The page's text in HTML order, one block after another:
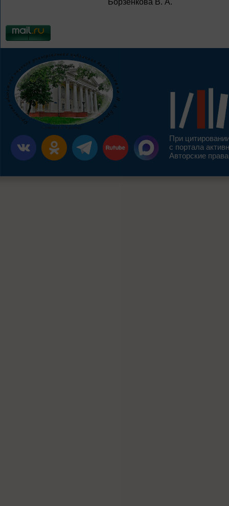
Борзенкова В. А.
При
с портала
Авторские